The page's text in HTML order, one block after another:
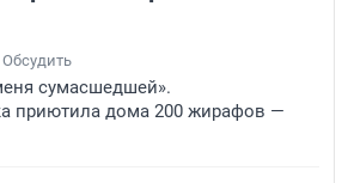
Обсудить
сумасшедшей».
приютила дома 200 жирафов —